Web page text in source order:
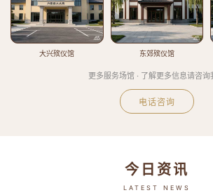
大兴殡仪馆 东郊殡仪馆
更多服务场馆 · 了解更多信息请咨询
电话咨询
今日资讯
LATEST NEWS